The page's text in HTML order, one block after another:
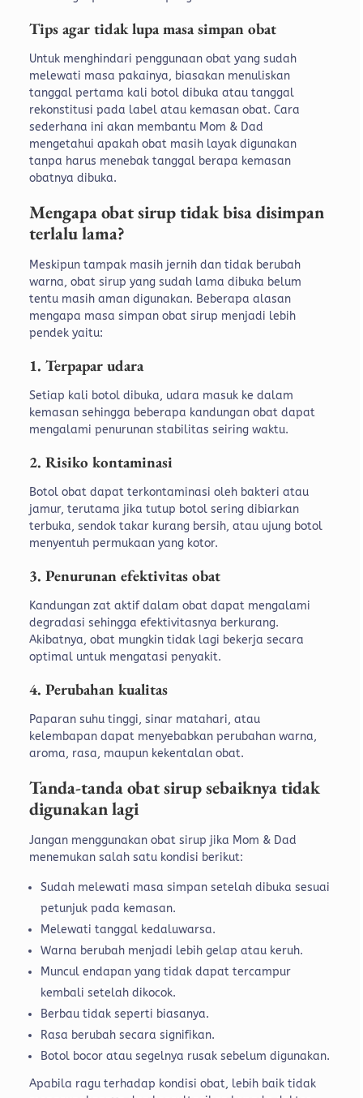
Tips agar tidak lupa masa simpan obat
Untuk menghindari penggunaan obat yang sudah
melewati masa pakainya, biasakan menuliskan
tanggal pertama kali botol dibuka atau tanggal
rekonstitusi pada label atau kemasan obat. Cara
sederhana ini akan membantu Mom & Dad
mengetahui apakah obat masih layak digunakan
tanpa harus menebak tanggal berapa kemasan
obatnya dibuka.
Mengapa obat sirup tidak bisa disimpan
terlalu lama?
Meskipun tampak masih jernih dan tidak berubah
warna, obat sirup yang sudah lama dibuka belum
tentu masih aman digunakan. Beberapa alasan
mengapa masa simpan obat sirup menjadi lebih
pendek yaitu:
1. Terpapar udara
Setiap kali botol dibuka, udara masuk ke dalam
kemasan sehingga beberapa kandungan obat dapat
mengalami penurunan stabilitas seiring waktu.
2. Risiko kontaminasi
Botol obat dapat terkontaminasi oleh bakteri atau
jamur, terutama jika tutup botol sering dibiarkan
terbuka, sendok takar kurang bersih, atau ujung botol
menyentuh permukaan yang kotor.
3. Penurunan efektivitas obat
Kandungan zat aktif dalam obat dapat mengalami
degradasi sehingga efektivitasnya berkurang.
Akibatnya, obat mungkin tidak lagi bekerja secara
optimal untuk mengatasi penyakit.
4. Perubahan kualitas
Paparan suhu tinggi, sinar matahari, atau
kelembapan dapat menyebabkan perubahan warna,
aroma, rasa, maupun kekentalan obat.
Tanda-tanda obat sirup sebaiknya tidak
digunakan lagi
Jangan menggunakan obat sirup jika Mom & Dad
menemukan salah satu kondisi berikut:
Sudah melewati masa simpan setelah dibuka sesuai
petunjuk pada kemasan.
Melewati tanggal kedaluwarsa.
Warna berubah menjadi lebih gelap atau keruh.
Muncul endapan yang tidak dapat tercampur
kembali setelah dikocok.
Berbau tidak seperti biasanya.
Rasa berubah secara signifikan.
Botol bocor atau segelnya rusak sebelum digunakan.
Apabila ragu terhadap kondisi obat, lebih baik tidak